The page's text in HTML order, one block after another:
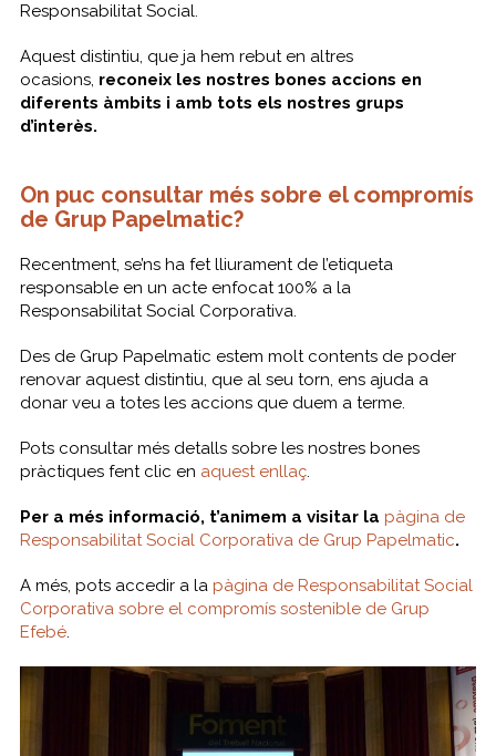
Responsabilitat Social.
Aquest distintiu, que ja hem rebut en altres
ocasions, reconeix les nostres bones accions en
diferents àmbits i amb tots els nostres grups
d’interès.
On puc consultar més sobre el compromís
de Grup Papelmatic?
Recentment, se’ns ha fet lliurament de l’etiqueta
responsable en un acte enfocat 100% a la
Responsabilitat Social Corporativa.
Des de Grup Papelmatic estem molt contents de poder
renovar aquest distintiu, que al seu torn, ens ajuda a
donar veu a totes les accions que duem a terme.
Pots consultar més detalls sobre les nostres bones
pràctiques fent clic en aquest enllaç.
Per a més informació, t’animem a visitar la pàgina de
Responsabilitat Social Corporativa de Grup Papelmatic.
A més, pots accedir a la pàgina de Responsabilitat Social
Corporativa sobre el compromís sostenible de Grup
Efebé.